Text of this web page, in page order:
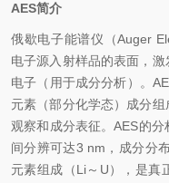
AES简介
俄歇电子能谱仪（Auger
电子源入射样品的表面，
电子（用于成分分析）。
元素（部分化学态）成分
观察和成分表征。AES的
间分辨可达3 nm，成分分
元素组成（Li～U），是真